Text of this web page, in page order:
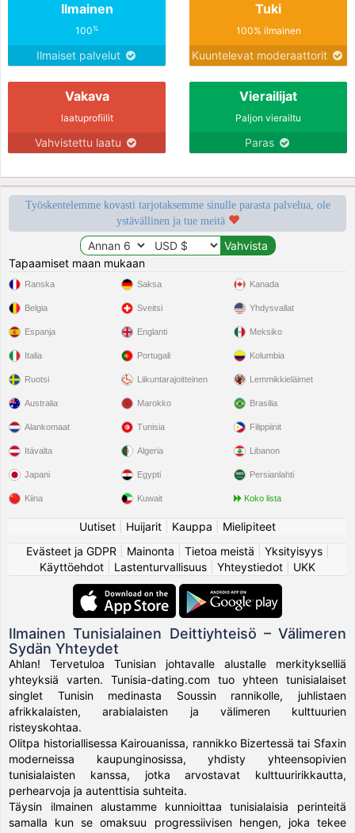
Ilmainen
100%
Ilmaiset palvelut
Tuki
100% ilmainen
Kuuntelevat moderaattorit
Vakava
laatuprofiilit
Vahvistettu laatu
Vierailijat
Paljon vierailtu
Paras
Työskentelemme kovasti tarjotaksemme sinulle parasta palvelua, ole
ystävällinen ja tue meitä
Tapaamiset maan mukaan
Ranska
Belgia
Espanja
Italia
Ruotsi
Saksa
Sveitsi
Englanti
Portugali
Liikuntarajoitteinen
Kanada
Yhdysvallat
Meksiko
Kolumbia
Lemmikkieläimet
Australia
Alankomaat
Itävalta
Japani
Kiina
Marokko
Tunisia
Algeria
Egypti
Kuwait
Brasilia
Filippiinit
Libanon
Persianlahti
Koko lista
Uutiset Huijarit Kauppa
Mielipiteet
Evästeet ja GDPR
Mainonta Tietoa meistä Yksityisyys|
Käyttöehdot
Lastenturvallisuus Yhteystiedot UKK
Ilmainen Tunisialainen Deittiyhteisö – Välimeren
Sydän Yhteydet
Ahlan! Tervetuloa Tunisian johtavalle alustalle merkitykselliä
yhteyksiä varten. Tunisia-dating.com tuo yhteen tunisialaiset
singlet Tunisin medinasta Soussin rannikolle, juhlistaen
afrikkalaisten, arabialaisten ja välimeren kulttuurien
risteyskohtaa.
Olitpa historiallisessa Kairouanissa, rannikko Bizertessä tai Sfaxin
moderneissa kaupunginosissa, yhdisty yhteensopivien
tunisialaisten kanssa, jotka arvostavat kulttuuririkkautta,
perhearvoja ja autenttisia suhteita.
Täysin ilmainen alustamme kunnioittaa tunisialaisia perinteitä
samalla kun se omaksuu progressiivisen hengen, joka tekee